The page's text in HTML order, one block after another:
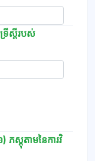
រីស្ដីរបស់
ភស្ដុតាមនៃការវិ